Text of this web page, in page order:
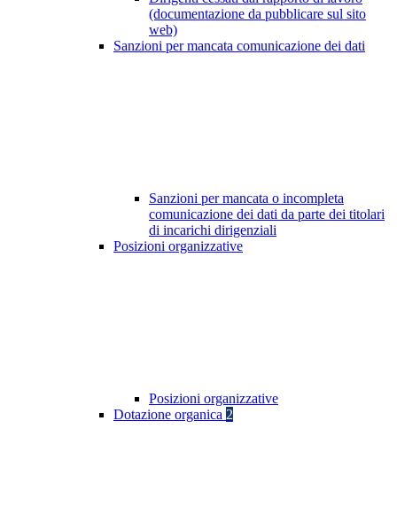
(documentazione da pubblicare sul sito
web)
Sanzioni per mancata comunicazione dei dati
Sanzioni per mancata o incompleta
comunicazione dei dati da parte dei titolari
di incarichi dirigenziali
Posizioni organizzative
Posizioni organizzative
Dotazione organica 2